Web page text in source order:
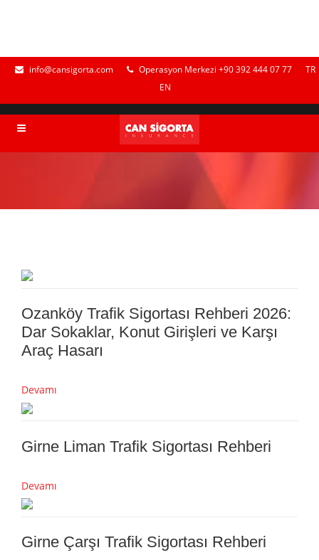
info@cansigorta.com Operasyon Merkezi +90 392 444 07 77
TR
EN
Ozanköy Trafik Sigortası Rehberi 2026:
Dar Sokaklar, Konut Girişleri ve Karşı
Araç Hasarı
Devamı
Girne Liman Trafik Sigortası Rehberi
Devamı
Girne Çarşı Trafik Sigortası Rehberi